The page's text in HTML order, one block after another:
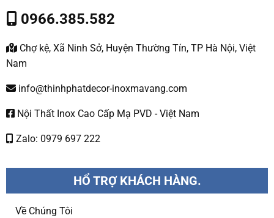
0966.385.582
Chợ kệ, Xã Ninh Sở, Huyện Thường Tín, TP Hà Nội, Việt
Nam
info@thinhphatdecor-inoxmavang.com
Nội Thất Inox Cao Cấp Mạ PVD - Việt Nam
Zalo: 0979 697 222
HỔ TRỢ KHÁCH HÀNG.
Về Chúng Tôi